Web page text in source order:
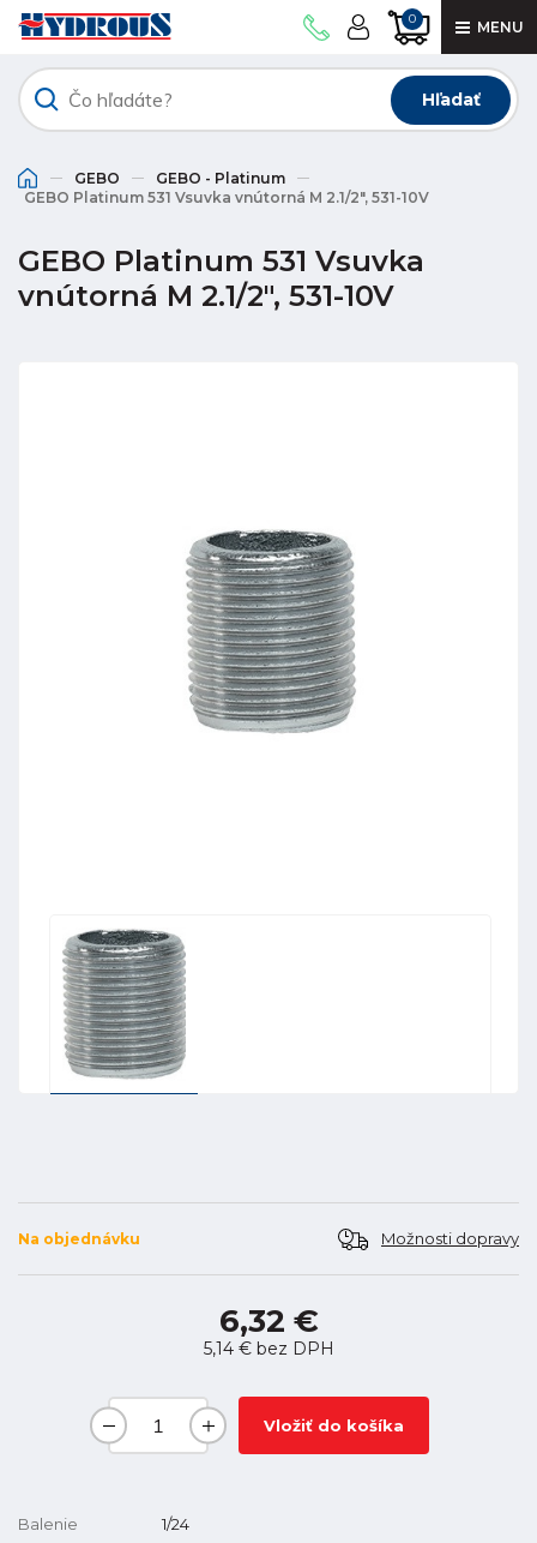
0 MENU
Hľadať
GEBO
GEBO - Platinum
GEBO Platinum 531 Vsuvka vnútorná M 2.1/2", 531-10V
GEBO Platinum 531 Vsuvka
vnútorná M 2.1/2", 531-10V
Na objednávku Možnosti dopravy
6,32 €
5,14 €bez DPH
Vložiť do košíka
Balenie
1/24